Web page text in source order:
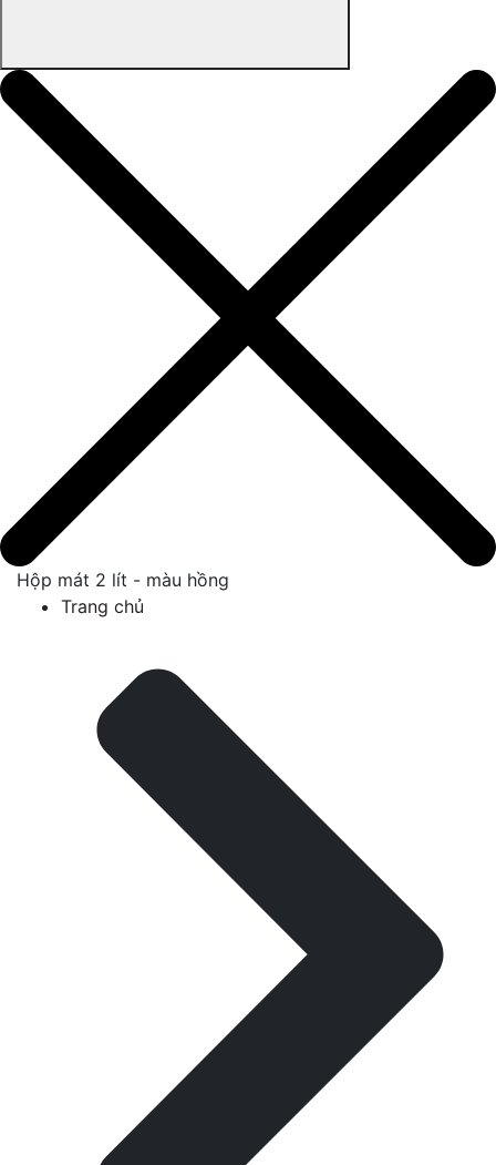
Hộp mát 2 lít - màu hồng
Trang chủ